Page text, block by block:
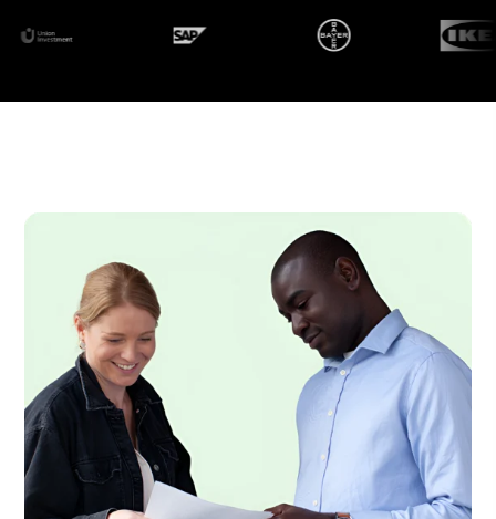
A decade of impact — and
we're just getting started.
What began in 2015 as a response to major
refugee movements is now one of the most
successful organizations for sustainable labor
market integration in Germany. socialbee is the
only recruiting partner that specifically
connects companies with people from refugee
and migration backgrounds. A social mission
with measurable business KPIs.
Experience our history